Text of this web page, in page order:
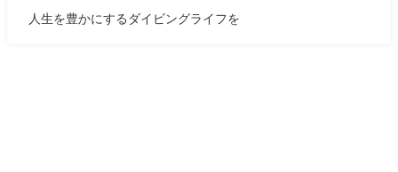
人生を豊かにするダイビングライフを